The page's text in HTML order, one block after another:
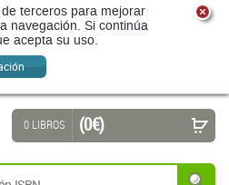
terceros para mejorar
navegación. Si continúa
acepta su uso.
0 LIBROS (0 €)